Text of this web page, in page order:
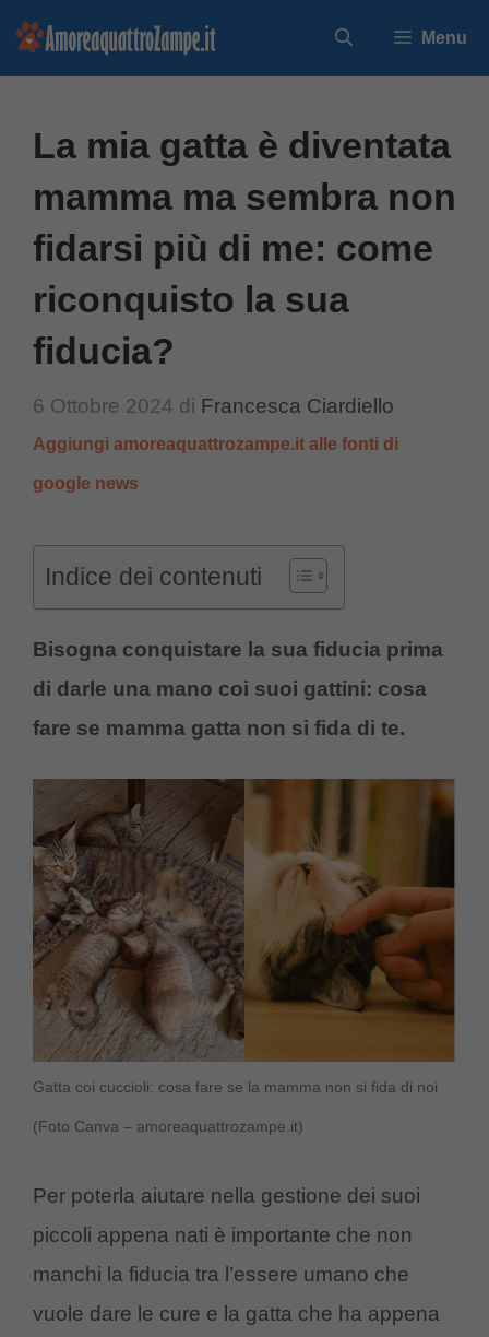
Vai
Menu
La mia gatta è diventata
mamma ma sembra non
fidarsi più di me: come
riconquisto la sua
fiducia?
6 Ottobre 2024 di Francesca Ciardiello
Aggiungi amoreaquattrozampe.it alle fonti di
google news
Indice dei contenuti
Bisogna conquistare la sua fiducia prima
di darle una mano coi suoi gattini: cosa
fare se mamma gatta non si fida di te.
Gatta coi cuccioli: cosa fare se la mamma non si fida di noi
(Foto Canva – amoreaquattrozampe.it)
Per poterla aiutare nella gestione dei suoi
piccoli appena nati è importante che non
manchi la fiducia tra l’essere umano che
vuole dare le cure e la gatta che ha appena